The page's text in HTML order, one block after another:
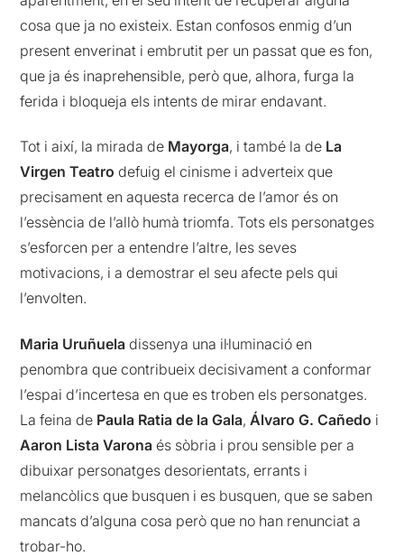
cosa que ja no existeix. Estan confosos enmig d’un
present enverinat i embrutit per un passat que es fon,
que ja és inaprehensible, però que, alhora, furga la
ferida i bloqueja els intents de mirar endavant.
Tot i així, la mirada de Mayorga, i també la de La
Virgen Teatro defuig el cinisme i adverteix que
precisament en aquesta recerca de l’amor és on
l’essència de l’allò humà triomfa. Tots els personatges
s’esforcen per a entendre l’altre, les seves
motivacions, i a demostrar el seu afecte pels qui
l’envolten.
Maria Uruñuela dissenya una il·luminació en
penombra que contribueix decisivament a conformar
l’espai d’incertesa en que es troben els personatges.
La feina de Paula Ratia de la Gala,Álvaro G. Cañedo i
Aaron Lista Varona és sòbria i prou sensible per a
dibuixar personatges desorientats, errants i
melancòlics que busquen i es busquen, que se saben
mancats d’alguna cosa però que no han renunciat a
trobar-ho.